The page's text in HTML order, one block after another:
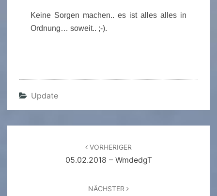
Keine Sorgen machen.. es ist alles alles in
Ordnung… soweit.. ;-).
Update
VORHERIGER
05.02.2018 – WmdedgT
NÄCHSTER